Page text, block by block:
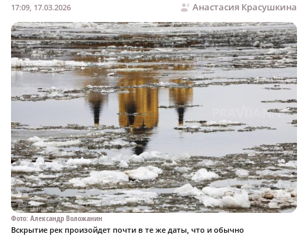
Анастасия Красушкина
17:09, 17.03.2026
Фото: Александр Воложанин
Вскрытие рек произойдет почти в те же даты, что и обычно